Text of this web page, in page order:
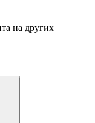
на других